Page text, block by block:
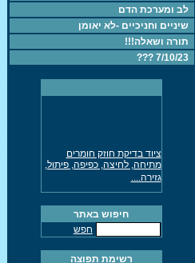
לב ומערכת הדם
שיניים וחניכיים -לא יאומן
תורה ושאלה!!!
7/10/23 ???
ציוד בדיקת חוזק חומרים
מתיחה, לחיצה, כפיפה, פיתול,
גזירה....
מכונת מתיחה לתחום
הפולימרים נמסרה ללקוח
מכונת מתיחה לתחום הבניה
נמסרה ללקוח
מד עובי צבע גילוון
חיפוש באתר
חפש
רשימת תפוצה